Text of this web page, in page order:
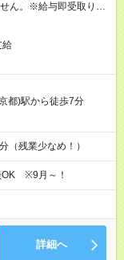
ん。※給与即受取りサ
給
都)駅から徒歩7分
（残業少なめ！）
※9月～！
詳細へ